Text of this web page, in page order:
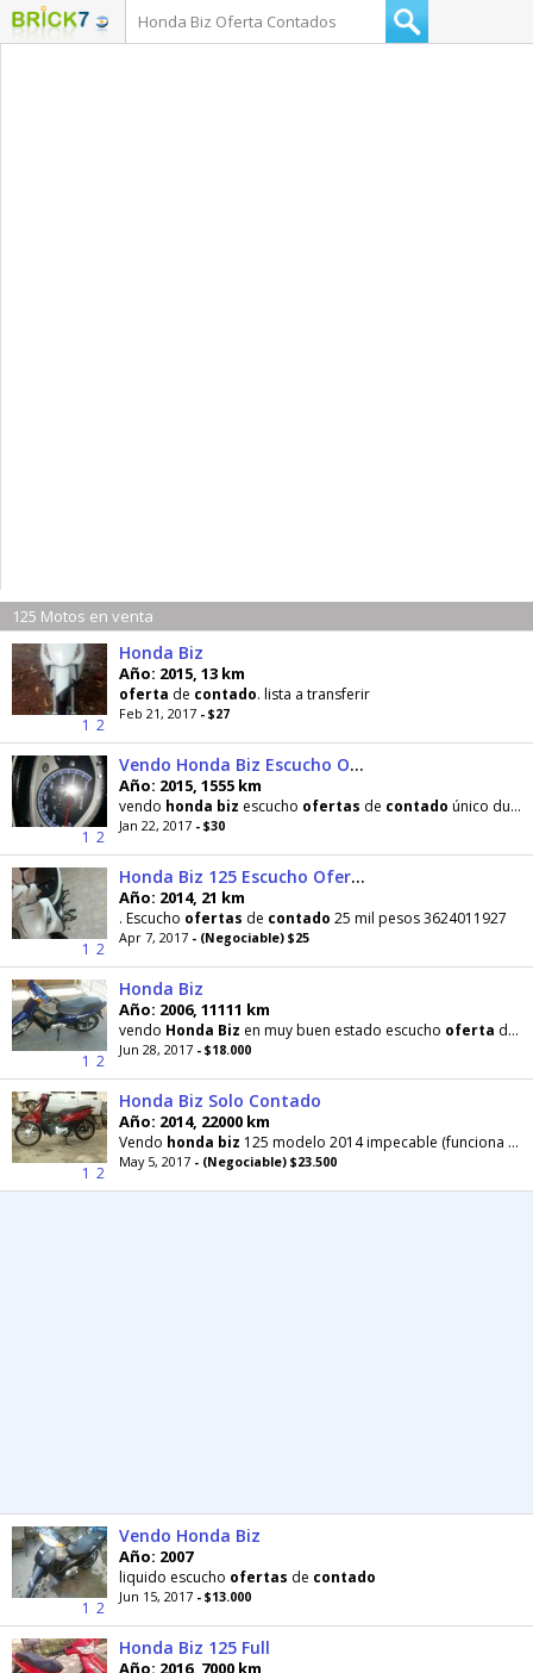
125 Motos en venta
1 2
Honda Biz
Año: 2015, 13 km
oferta de contado. lista a transferir
Feb 21, 2017 - $27
1 2
Vendo Honda Biz Escucho Ofertas de Cntad
Año: 2015, 1555 km
vendo honda biz escucho ofertas de contado único dueño
Jan 22, 2017 - $30
1 2
Honda Biz 125 Escucho Ofertas de Contado
Año: 2014, 21 km
. Escucho ofertas de contado 25 mil pesos 3624011927
Apr 7, 2017 - (Negociable) $25
1 2
Honda Biz
Año: 2006, 11111 km
vendo Honda Biz en muy buen estado escucho oferta de
Jun 28, 2017 - $18.000
1 2
Honda Biz Solo Contado
Año: 2014, 22000 km
Vendo honda biz 125 modelo 2014 impecable (funciona todo) papeles en regla 08 firmado .NO PERMUTO
May 5, 2017 - (Negociable) $23.500
1 2
Vendo Honda Biz
Año: 2007
liquido escucho ofertas de contado
Jun 15, 2017 - $13.000
Honda Biz 125 Full
Año: 2016, 7000 km